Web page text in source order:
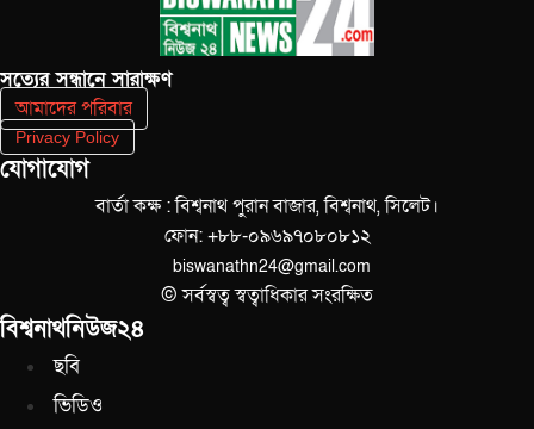
সত‌্যের সন্ধানে সারাক্ষণ
আমাদের পরিবার
Privacy Policy
যোগাযোগ
বার্তা কক্ষ : বিশ্বনাথ পুরান বাজার, বিশ্বনাথ, সিলেট।
ফোন: +৮৮-০৯৬৯৭০৮০৮১২
biswanathn24@gmail.com
© সর্বস্বত্ব স্বত্বাধিকার সংরক্ষিত
বিশ্বনাথনিউজ২৪
ছবি
ভিডিও